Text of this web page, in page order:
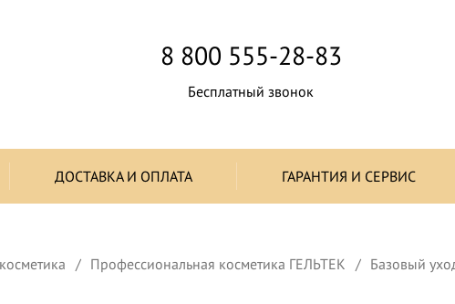
8 800 555-28-83
Бесплатный звонок
ДОСТАВКА И ОПЛАТА ГАРАНТИЯ И СЕРВИС
Профессиональная косметика ГЕЛЬТЕК Базовый